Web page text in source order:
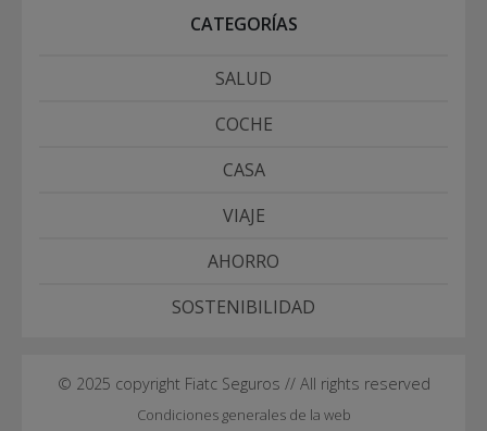
CATEGORÍAS
SALUD
COCHE
CASA
VIAJE
AHORRO
SOSTENIBILIDAD
© 2025 copyright Fiatc Seguros // All rights reserved
Condiciones generales de la web